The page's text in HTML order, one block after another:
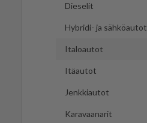
Dieselit
Hybridi- ja sähköautot
Italoautot
Itäautot
Jenkkiautot
Karavaanarit